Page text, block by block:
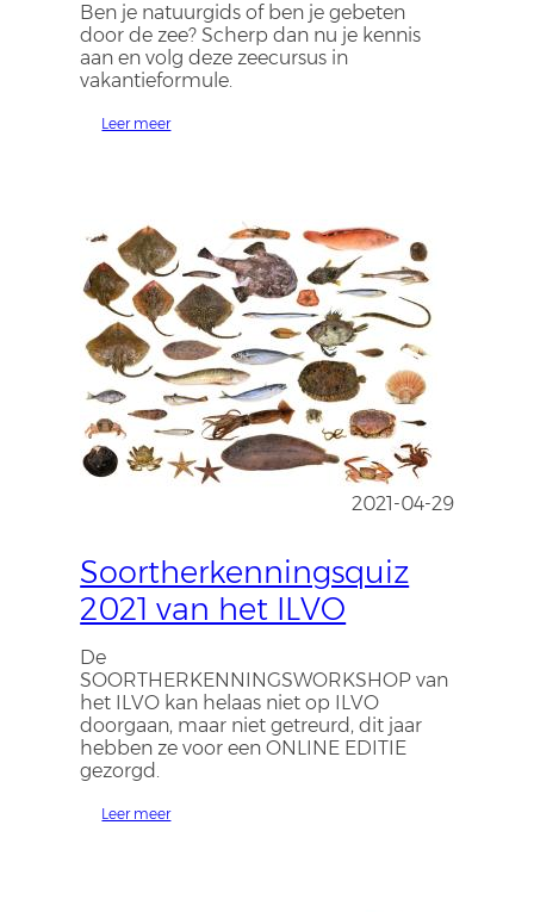
Ben je natuurgids of ben je gebeten
door de zee? Scherp dan nu je kennis
aan en volg deze zeecursus in
vakantieformule.
Leer meer
2021-04-29
Soortherkenningsquiz
2021 van het ILVO
De
SOORTHERKENNINGSWORKSHOP van
het ILVO kan helaas niet op ILVO
doorgaan, maar niet getreurd, dit jaar
hebben ze voor een ONLINE EDITIE
gezorgd.
Leer meer